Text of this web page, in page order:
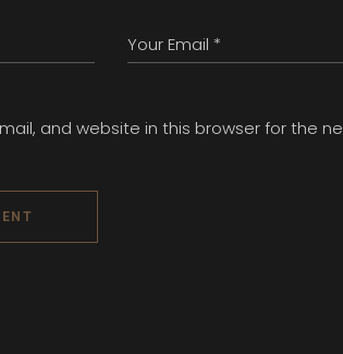
and website in this browser for the